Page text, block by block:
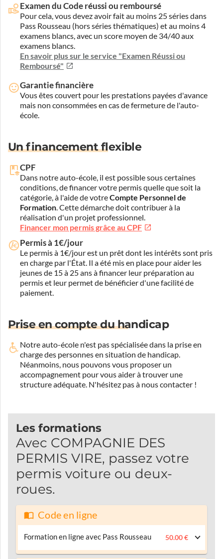
Examen du Code réussi ou remboursé
Pour cela, vous devez avoir fait au moins 25 séries dans
Pass Rousseau (hors séries thématiques) et au moins 4
examens blancs, avec un score moyen de 34/40 aux
examens blancs.
En savoir plus sur le service "Examen Réussi ou
Remboursé"
Garantie financière
Vous êtes couvert pour les prestations payées d'avance
mais non consommées en cas de fermeture de l'auto-
école.
Un financement flexible
CPF
Dans notre auto-école, il est possible sous certaines
conditions, de financer votre permis quelle que soit la
catégorie, à l'aide de votreCompte Personnel de
Formation. Cette démarche doit contribuer à la
réalisation d'un projet professionnel.
Financer mon permis grâce au CPF
Permis à 1€/jour
Le permis à 1€/jour est un prêt dont les intérêts sont pris
en charge par l'État. Il a été mis en place pour aider les
jeunes de 15 à 25 ans à financer leur préparation au
permis et leur permet de bénéficier d'une facilité de
paiement.
Prise en compte du handicap
Notre auto-école n'est pas spécialisée dans la prise en
charge des personnes en situation de handicap.
Néanmoins, nous pouvons vous proposer un
accompagnement pour vous aider à trouver une
structure adéquate. N'hésitez pas à nous contacter !
Les formations
Avec COMPAGNIE DES
PERMIS VIRE, passez votre
permis voiture ou deux-
roues.
Code en ligne
Formation en ligne avec Pass Rousseau 50.00 €